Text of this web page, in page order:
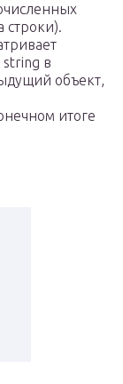
строки).
string в
объект,
итоге